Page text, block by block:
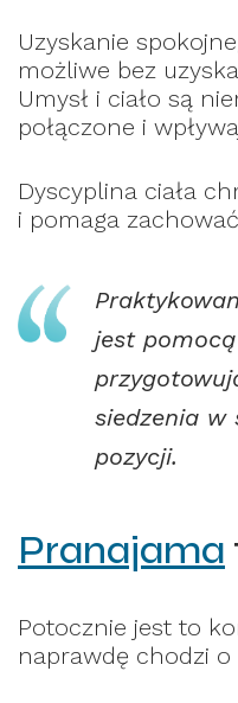
Uzyskanie
możliwe bez
Umysł i ciało są
połączone i
Dyscyplina ciała
i pomaga
jest
siedzenia w
pozycji.
Pranajama
Potocznie jest to
naprawdę chodzi o